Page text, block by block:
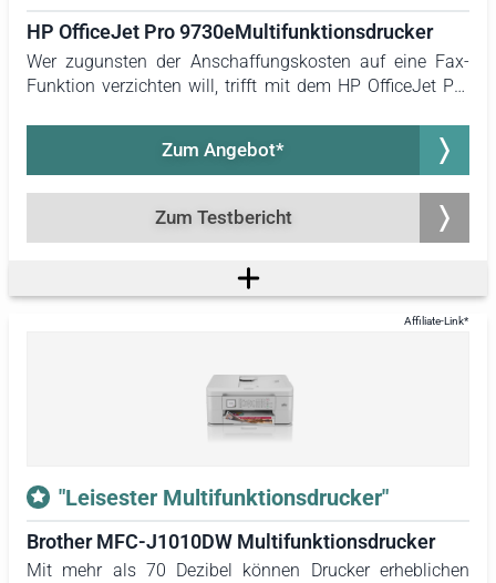
Abschließend erfolgt eine Information über die Drucker-
HP OfficeJet Pro 9730eMultifunktionsdrucker
Wer zugunsten der Anschaffungskosten auf eine Fax-
Funktion verzichten will, trifft mit dem HP OfficeJet Pro
Druckern hat dieses Modell die besten Ergebnisse erzielt.
Zudem ist es der einzige getestete Multifunktionsdrucker,
Zum Testbericht
Zum Angebot*
"Leisester Multifunktionsdrucker"
Brother MFC-J1010DW Multifunktionsdrucker
Mit mehr als 70 Dezibel können Drucker erheblichen